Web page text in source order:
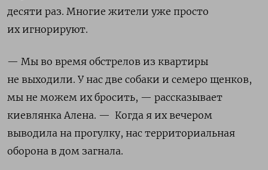
десяти раз. Многие жители уже просто
их игнорируют.
— Мы во время обстрелов из квартиры
не выходили. У нас две собаки и семеро щенков,
мы не можем их бросить, — рассказывает
киевлянка Алена. — Когда я их вечером
выводила на прогулку, нас территориальная
оборона в дом загнала.